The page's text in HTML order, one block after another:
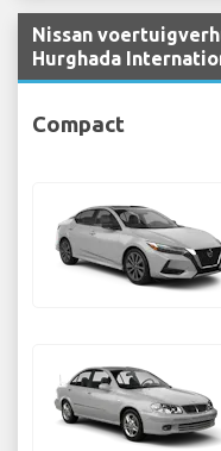
Nissan
Hurghada
Compact